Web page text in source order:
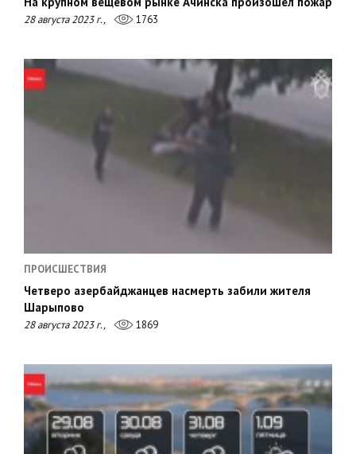
28 августа 2023 г., 1763
ПРОИСШЕСТВИЯ
Четверо азербайджанцев насмерть забили жителя
Шарыпово
28 августа 2023 г., 1869